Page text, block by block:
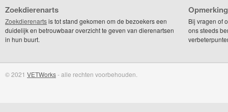
Zoekdierenarts
Zoekdierenartsis tot stand gekomen om de bezoekers een
duidelijk en betrouwbaar overzicht te geven van dierenartsen
in hun buurt.
Bij vragen of
ons steeds
© 2021 VETWorks- alle rechten voorbehouden.